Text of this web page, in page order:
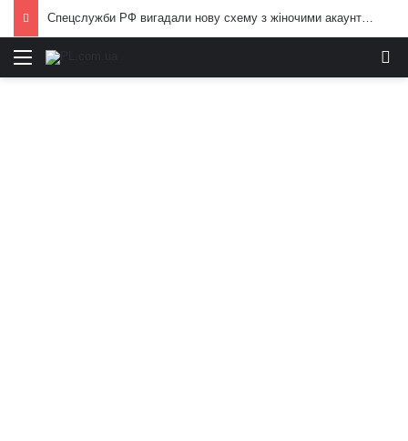
Спецслужби РФ вигадали нову схему з жіночими акаунтами в Україні: як виманюють військових
Меню